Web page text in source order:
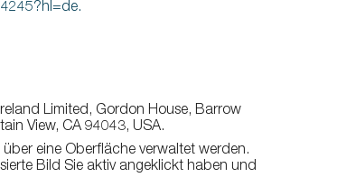
Limited, Gordon House, Barrow
View, CA 94043, USA.
eine Oberfläche verwaltet werden.
Bild Sie aktiv angeklickt haben und